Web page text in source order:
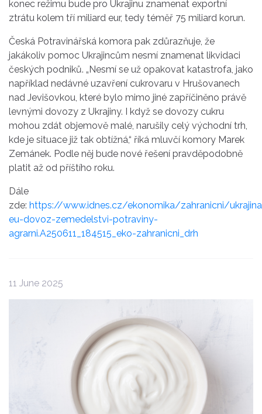
konec režimu bude pro Ukrajinu znamenat exportní
ztrátu kolem tří miliard eur, tedy téměř 75 miliard korun.
Česká Potravinářská komora pak zdůrazňuje, že
jakákoliv pomoc Ukrajincům nesmí znamenat likvidaci
českých podniků. „Nesmí se už opakovat katastrofa, jako
například nedávné uzavření cukrovaru v Hrušovanech
nad Jevišovkou, které bylo mimo jiné zapříčiněno právě
levnými dovozy z Ukrajiny. I když se dovozy cukru
mohou zdát objemově malé, narušily celý východní trh,
kde je situace již tak obtížná,“ říká mluvčí komory Marek
Zemánek. Podle něj bude nové řešení pravděpodobně
platit až od příštího roku.
Dále
zde: https://www.idnes.cz/ekonomika/zahranicni/
eu-dovoz-zemedelstvi-potraviny-
agrarni.A250611_184515_eko-zahranicni_drh
11 June 2025